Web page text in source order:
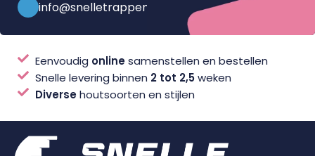
info@snelletrappenwinkel.nl
Eenvoudig onlinesamenstellen en bestellen
Snelle levering binnen 2 tot 2,5weken
Diversehoutsoorten en stijlen